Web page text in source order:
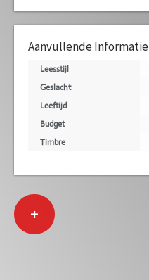
Aanvullende Informatie
Leesstijl
Geslacht
Leeftijd
Budget
Timbre
+